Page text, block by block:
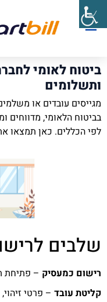
ביטוח לאומי
ותשלומים
מגייסים עובדים או
בביטוח הלאומי, מדווחים
לפי הכללים. כאן תמצאו
שלבים
רישום כמעסיק – פתיחת
קליטת עובד – פרטי